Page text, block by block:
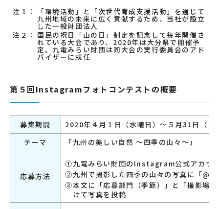
注１： 「環境活動」と「次世代育成支援活動」を通じて
九州地域の未来に広く貢献するため、当社が設立
した一般財団法人
注２： 国民の祝日「山の日」制定を記念して毎年開催さ
れている大会であり、2020年は大分県で開催予
定。九電みらい財団は同大会の実行委員会のアド
バイザーに就任
第５回Instagramフォトコンテストの概要
募集期間
2020年４月１日（水曜日）～５月31日（日
テーマ
「九州の美しい自然 ～四季の山々～」
応募方法
①九電みらい財団のInstagram公式アカ
②九州で撮影した四季の山々の写真に「
③本文に「応募部門（季節）」と「撮影場
けて写真を投稿